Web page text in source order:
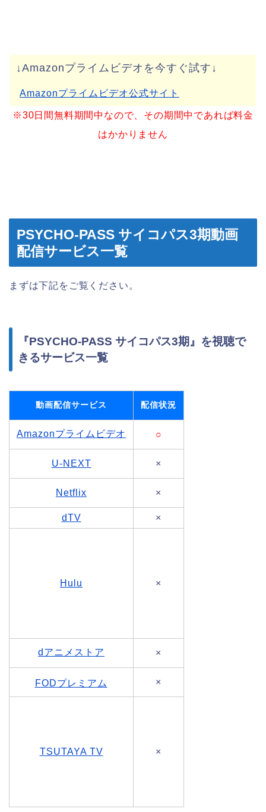
↓Amazonプライムビデオを今すぐ試す↓
Amazonプライムビデオ公式サイト
※30日間無料期間中なので、その期間中であれば料金
はかかりません
PSYCHO-PASS サイコパス3期動画
配信サービス一覧
まずは下記をご覧ください。
『PSYCHO-PASS サイコパス3期』を視聴で
きるサービス一覧
動画配信サービス 配信状況
Amazonプライムビデオ ○
U-NEXT ×
Netflix ×
dTV ×
Hulu ×
dアニメストア ×
FODプレミアム ×
TSUTAYA TV ×